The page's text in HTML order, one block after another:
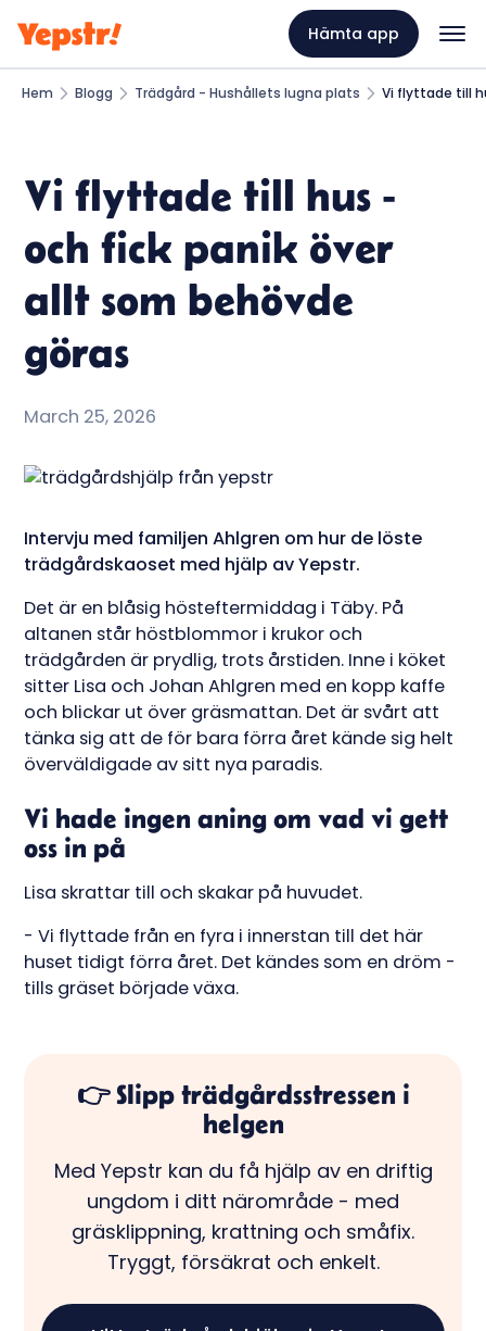
Hämta app
Hem Blogg Trädgård - Hushållets lugna plats Vi flyttade till
Vi flyttade till hus -
och fick panik över
allt som behövde
göras
March 25, 2026
Intervju med familjen Ahlgren om hur de löste
trädgårdskaoset med hjälp av Yepstr.
Det är en blåsig hösteftermiddag i Täby. På
altanen står höstblommor i krukor och
trädgården är prydlig, trots årstiden. Inne i köket
sitter Lisa och Johan Ahlgren med en kopp kaffe
och blickar ut över gräsmattan. Det är svårt att
tänka sig att de för bara förra året kände sig helt
överväldigade av sitt nya paradis.
Vi hade ingen aning om vad vi gett
oss in på
Lisa skrattar till och skakar på huvudet.
- Vi flyttade från en fyra i innerstan till det här
huset tidigt förra året. Det kändes som en dröm -
tills gräset började växa.
👉 Slipp trädgårdsstressen i
helgen
Med Yepstr kan du få hjälp av en driftig
ungdom i ditt närområde - med
gräsklippning, krattning och småfix.
Tryggt, försäkrat och enkelt.